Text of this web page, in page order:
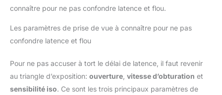
connaître pour ne pas confondre latence et flou.
Les paramètres de prise de vue à connaître pour ne pas
confondre latence et flou
Pour ne pas accuser à tort le délai de latence, il faut revenir
au triangle d’exposition: ouverture vitesse d’obturation et
sensibilité iso. Ce sont les trois principaux paramètres de